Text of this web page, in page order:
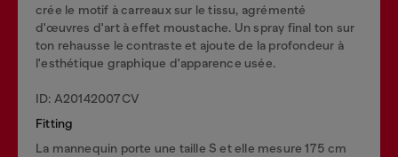
crée le motif à carreaux sur le tissu, agrémenté
d'œuvres d'art à effet moustache. Un spray final ton sur
ton rehausse le contraste et ajoute de la profondeur à
l'esthétique graphique d'apparence usée.
ID: A20142007CV
Fitting
La mannequin porte une taille S et elle mesure 175 cm